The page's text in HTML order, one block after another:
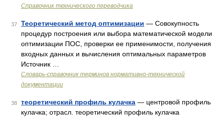
Справочник технического переводчика
37 Теоретический метод оптимизации — Совокупность
процедур построения или выбора математической модели
оптимизации ПОС, проверки ее применимости, получения
входных данных и вычисления оптимальных параметров
Источник …
Словарь-справочник терминов нормативно-технической
документации
38 теоретический профиль кулачка — центровой профиль
кулачка; отрасл. теоретический профиль кулачка